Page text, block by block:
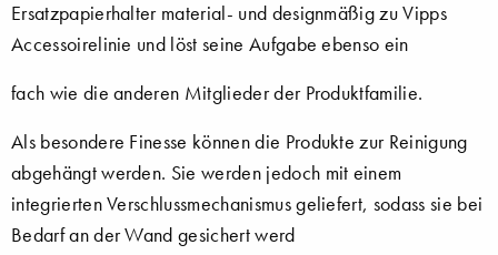
Ersatzpapierhalter material- und designmäßig zu Vipps
Accessoirelinie und löst seine Aufgabe ebenso ein
fach wie die anderen Mitglieder der Produktfamilie.
Als besondere Finesse können die Produkte zur Reinigung
abgehängt werden. Sie werden jedoch mit einem
integrierten Verschlussmechanismus geliefert, sodass sie bei
Bedarf an der Wand gesichert werd